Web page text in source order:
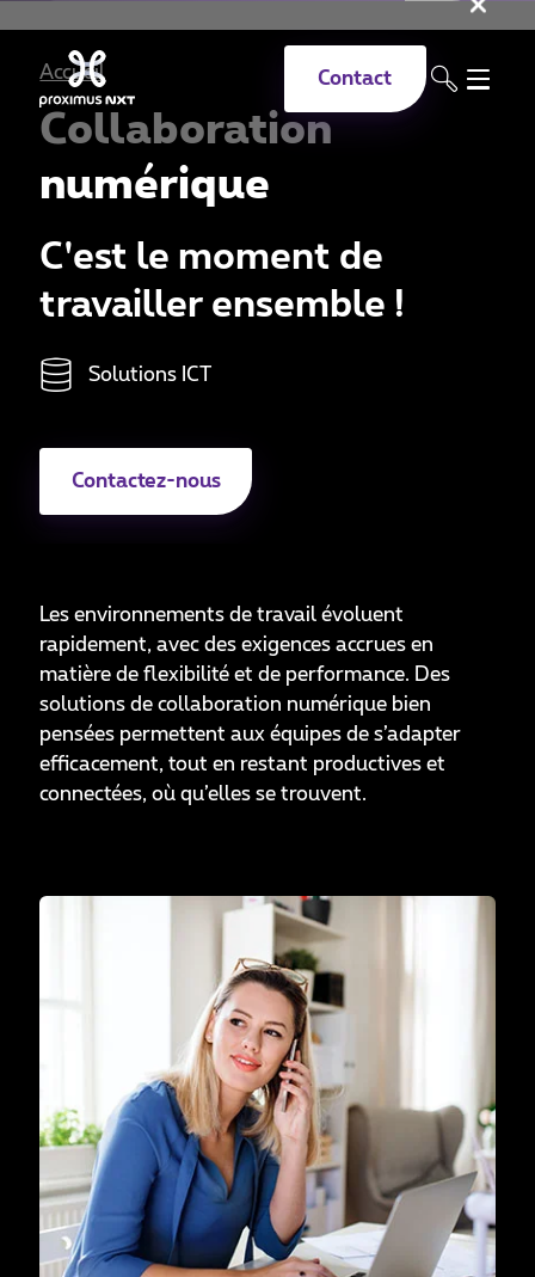
Contact
Accueil
Collaboration
numérique
C'est le moment de
travailler ensemble !
Solutions ICT
Contactez-nous
Les environnements de travail évoluent
rapidement, avec des exigences accrues en
matière de flexibilité et de performance. Des
solutions de collaboration numérique bien
pensées permettent aux équipes de s’adapter
efficacement, tout en restant productives et
connectées, où qu’elles se trouvent.